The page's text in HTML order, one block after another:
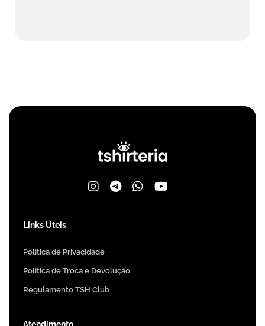
Links Úteis
Política de Privacidade
Política de Troca e Devolução
Regulamento TSH Club
Atendimento